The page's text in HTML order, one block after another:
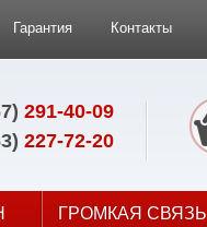
Гарантия Контакты
291-40-09
227-72-20
ГРОМКАЯ СВЯЗЬ